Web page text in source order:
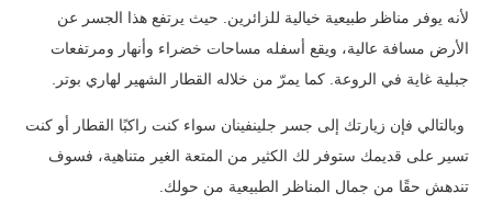
لأنه يوفر مناظر طبيعية خيالية للزائرين. حيث يرتفع هذا الجسر عن
الأرض مسافة عالية، ويقع أسفله مساحات خضراء وأنهار ومرتفعات
جبلية غاية في الروعة. كما يمرّ من خلاله القطار الشهير لهاري بوتر.
وبالتالي فإن زيارتك إلى جسر جلينفينان سواء كنت راكبًا القطار أو كنت
تسير على قديمك ستوفر لك الكثير من المتعة الغير متناهية، فسوف
تندهش حقًا من جمال المناظر الطبيعية من حولك.